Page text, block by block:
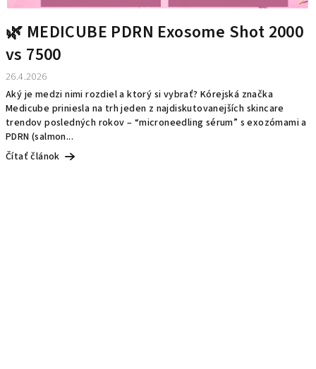
🌿 MEDICUBE PDRN Exosome Shot 2000
vs 7500
26.4.2026
Aký je medzi nimi rozdiel a ktorý si vybrať? Kórejská značka
Medicube priniesla na trh jeden z najdiskutovanejších skincare
trendov posledných rokov – “microneedling sérum” s exozómami a
PDRN (salmon...
Čítať článok